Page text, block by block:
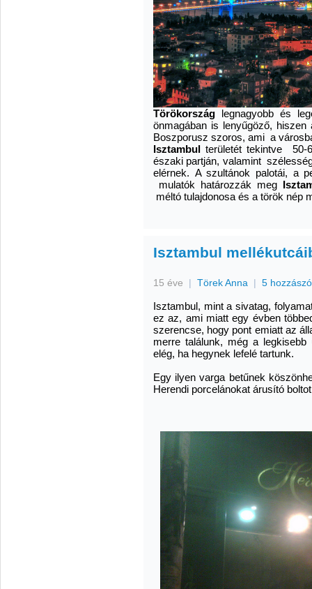
Törökország legnagyobb és
önmagában is lenyűgöző,
Boszporusz szoros, ami a
Isztambul területét tekintve 50-
északi partján, valamint
elérnek. A szultánok palotái, a
mulatók határozzák meg
méltó tulajdonosa és a török nép
Isztambul
15 éve | Törek Anna | 5
Isztambul, mint a sivatag,
ez az, ami miatt egy évben
szerencse, hogy pont emiatt az
merre találunk, még a
elég, ha hegynek lefelé tartunk.
Egy ilyen varga betűnek
Herendi porcelánokat árusító